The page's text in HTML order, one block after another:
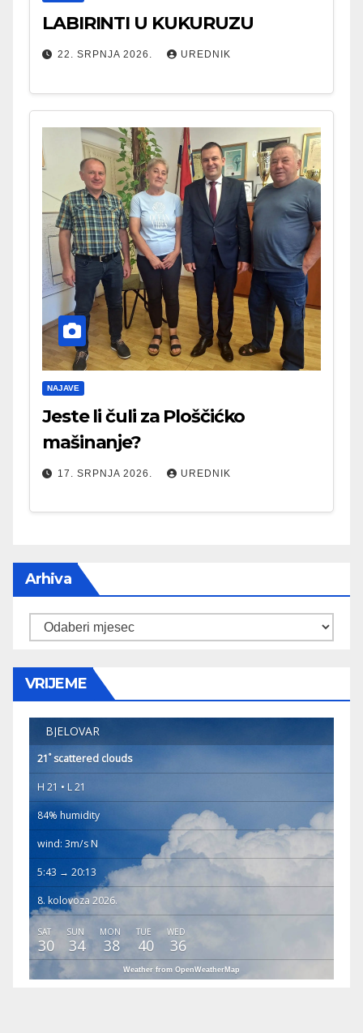
LABIRINTI U KUKURUZU
22. SRPNJA 2026. UREDNIK
NAJAVE
Jeste li čuli za Ploščićko
mašinanje?
17. SRPNJA 2026. UREDNIK
Arhiva
Arhiva
VRIJEME
BJELOVAR
21°scattered clouds
H 21 • L 21
84% humidity
wind: 3m/s N
5:43 → 20:13
8. kolovoza 2026.
SAT
30
SUN
34
MON
38
TUE
40
WED
36
Weather from OpenWeatherMap